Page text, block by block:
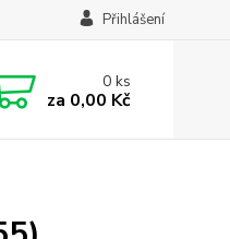
Přihlášení
0ks
za 0,00 Kč